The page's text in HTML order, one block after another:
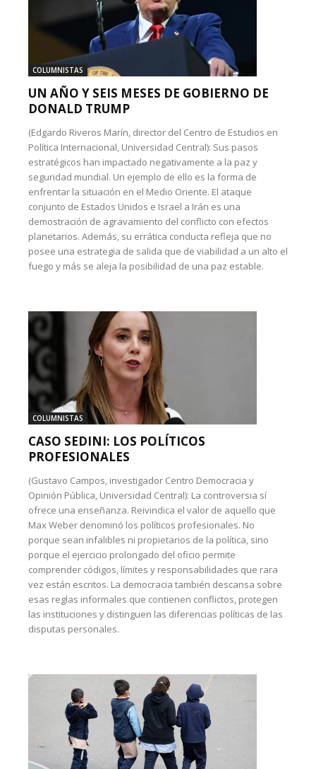
COLUMNISTAS
UN AÑO Y SEIS MESES DE GOBIERNO DE
DONALD TRUMP
(Edgardo Riveros Marín, director del Centro de Estudios en
Política Internacional, Universidad Central): Sus pasos
estratégicos han impactado negativamente a la paz y
seguridad mundial. Un ejemplo de ello es la forma de
enfrentar la situación en el Medio Oriente. El ataque
conjunto de Estados Unidos e Israel a Irán es una
demostración de agravamiento del conflicto con efectos
planetarios. Además, su errática conducta refleja que no
posee una estrategia de salida que de viabilidad a un alto el
fuego y más se aleja la posibilidad de una paz estable.
COLUMNISTAS
CASO SEDINI: LOS POLÍTICOS
PROFESIONALES
(Gustavo Campos, investigador Centro Democracia y
Opinión Pública, Universidad Central): La controversia sí
ofrece una enseñanza. Reivindica el valor de aquello que
Max Weber denominó los políticos profesionales. No
porque sean infalibles ni propietarios de la política, sino
porque el ejercicio prolongado del oficio permite
comprender códigos, límites y responsabilidades que rara
vez están escritos. La democracia también descansa sobre
esas reglas informales que contienen conflictos, protegen
las instituciones y distinguen las diferencias políticas de las
disputas personales.